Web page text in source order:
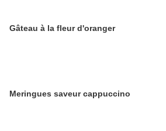
Gâteau à la fleur d'oranger
Meringues saveur cappuccino